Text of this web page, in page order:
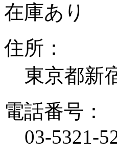
在庫あり
住所：
東京都新
電話番号：
03-5321-